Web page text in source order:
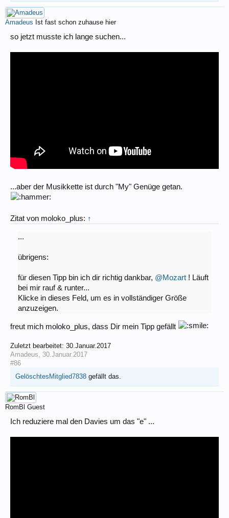
Amadeus Ist fast schon zuhause hier
so jetzt musste ich lange suchen...
...aber der Musikkette ist durch "My" Genüge getan.
Zitat von moloko_plus: ↑
...
übrigens:
für diesen Tipp bin ich dir richtig dankbar, @Mozart! Läuft
bei mir rauf & runter...
Klicke in dieses Feld, um es in vollständiger Größe
anzuzeigen.
freut mich moloko_plus, dass Dir mein Tipp gefällt
Zuletzt bearbeitet: 30.Januar.2017
Amadeus, 30.Januar.2017
#86
GelöschtesMitglied7838 gefällt das.
RomBl Guest
Ich reduziere mal den Davies um das "e" ...